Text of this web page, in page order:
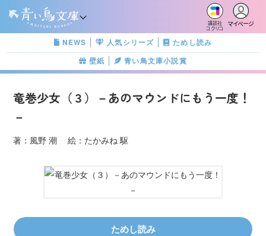
講談社
コクリコ
マイページ
NEWS 人気シリーズ
ためし読み
壁紙
青い鳥文庫小説賞
竜巻少女（３）－あのマウンドにもう一度！
－
著：風野 潮 絵：たかみね 駆
ためし読み